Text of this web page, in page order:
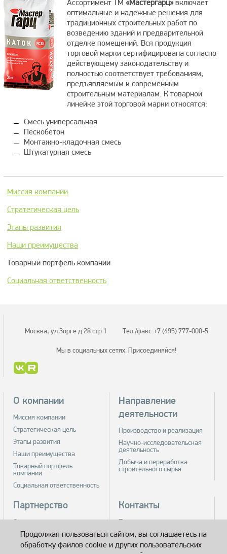
Миссия компании
Стратегическая цель
Этапы развития
Наши преимущества
Товарный портфель компании
Социальная ответственность
Ассортимент ТМ «Мастергарц»включает
оптимальные и надежные решения для
традиционных строительных работ по
возведению зданий и предварительной
отделке помещений. Вся продукция
торговой марки сертифицирована согласно
действующему законодательству и
полностью соответствует требованиям,
предъявляемым к современным
строительным материалам. К товарной
линейке этой торговой марки относятся:
Смесь универсальная
Пескобетон
Монтажно-кладочная смесь
Штукатурная смесь
Москва, ул.Зорге д.28 стр.1 Тел./факс:+7 (495) 777-000-5
Мы в социальных сетях. Присоединяйся!
О компании
Миссия компании
Стратегическая цель
Этапы развития
Наши преимущества
Товарный портфель
компании
Социальная ответственность
Направление
деятельности
Производство и реализация
Научно-исследовательская
деятельность
Добыча и переработка
строительного сырья
Партнерство
Разработка собственной ТМ
Контакты
Обособленные
подразделения
Продолжая пользоваться сайтом, вы соглашаетесь на
обработку файлов cookie и других пользовательских